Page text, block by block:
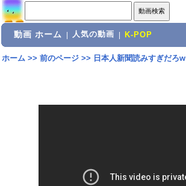
動画 ホーム 人気の動画 K-POP
ホーム>> 前のページ>> 日本人新聞読みすぎだろw